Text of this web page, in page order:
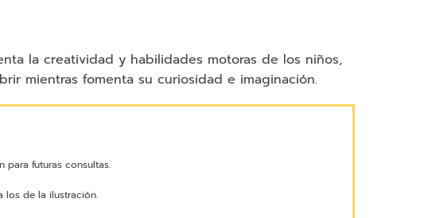
la creatividad y habilidades motoras de los niños,
mientras fomenta su curiosidad e imaginación.
para futuras consultas.
los de la ilustración.